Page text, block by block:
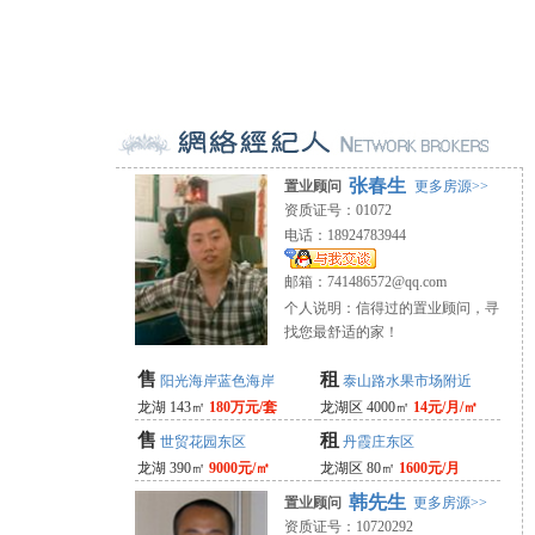
置业顾问 张春生 更多房源>>
资质证号：01072
电话：18924783944
邮箱：741486572@qq.com
个人说明：信得过的置业顾问，寻
找您最舒适的家！
售 阳光海岸蓝色海岸
龙湖 143㎡ 180万元/套
售 世贸花园东区
龙湖 390㎡ 9000元/㎡
租 泰山路水果市场附近
龙湖区 4000㎡ 14元/月/㎡
租 丹霞庄东区
龙湖区 80㎡ 1600元/月
置业顾问 韩先生 更多房源>>
资质证号：10720292